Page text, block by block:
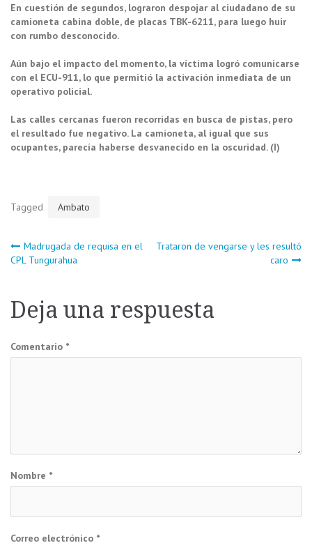
En cuestión de segundos, lograron despojar al ciudadano de su
camioneta cabina doble, de placas TBK-6211, para luego huir
con rumbo desconocido.
Aún bajo el impacto del momento, la víctima logró comunicarse
con el ECU-911, lo que permitió la activación inmediata de un
operativo policial.
Las calles cercanas fueron recorridas en busca de pistas, pero
el resultado fue negativo. La camioneta, al igual que sus
ocupantes, parecía haberse desvanecido en la oscuridad. (I)
Tagged Ambato
Navegación
entradas
Madrugada de requisa en el
CPL Tungurahua
Trataron de vengarse y les resultó
caro
Deja una respuesta
Comentario *
Nombre *
Correo electrónico *